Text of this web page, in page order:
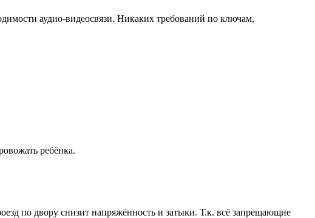
аудио-видеосвязи. Никаких требований по ключам,
ребёнка.
по двору снизит напряжённость и затыки. Т.к. всё запрещающие